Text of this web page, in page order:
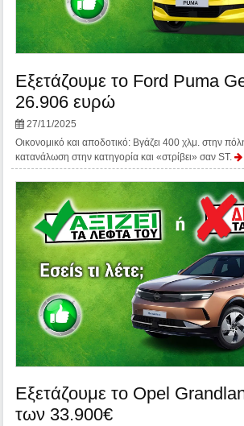
Εξετάζουμε το Ford Puma
26.906 ευρώ
27/11/2025
Οικονομικό και αποδοτικό: Βγάζει 400 χλμ. στην
κατανάλωση στην κατηγορία και «στρίβει» σαν ST.
Εξετάζουμε το Opel
των 33.900€